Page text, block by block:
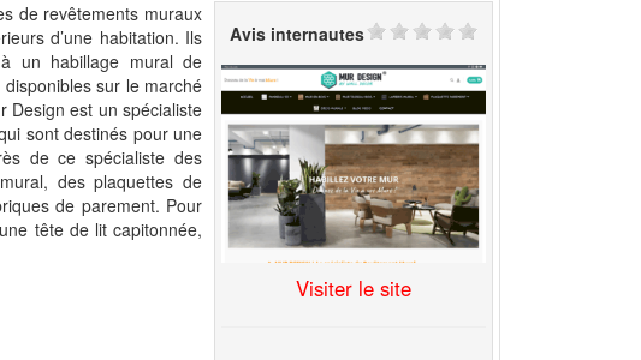
de revêtements muraux
d’une habitation. Ils
un habillage mural de
sur le marché
Design est un spécialiste
sont destinés pour une
de ce spécialiste des
des plaquettes de
de parement. Pour
tête de lit capitonnée,
Avis internautes
Visiter le site